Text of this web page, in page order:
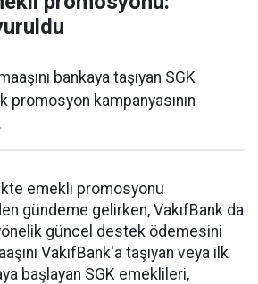
bankaya taşıyan SGK
promosyon kampanyasının
emekli promosyonu
gündeme gelirken, VakıfBank da
güncel destek ödemesini
VakıfBank'a taşıyan veya ilk
başlayan SGK emeklileri,